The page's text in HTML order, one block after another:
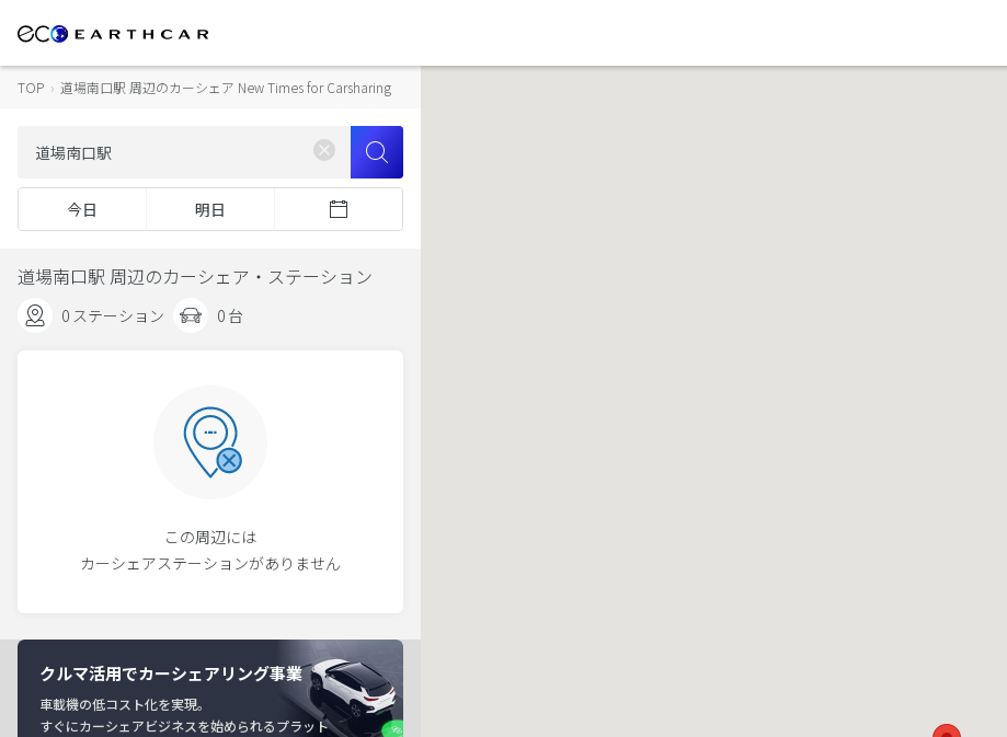
TOP › 道場南口駅 周辺のカーシェア New Times for Carsharing
今日 明日
道場南口駅 周辺のカーシェア・ステーション
0 ステーション 0 台
この周辺には
カーシェアステーションがありません
クルマ活用でカーシェアリング事業
車載機の低コスト化を実現。
すぐにカーシェアビジネスを始められるプラット